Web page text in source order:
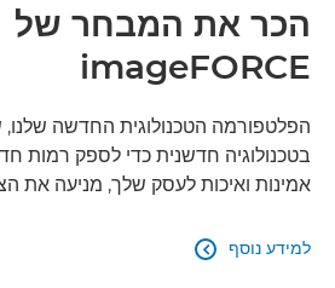
הכר את המבחר של
imageFORCE
הפלטפורמה הטכנולוגית החדשה
בטכנולוגיה חדשנית כדי לספק רמות
אמינות ואיכות לעסק שלך, מניעה את
למידע נוסף 